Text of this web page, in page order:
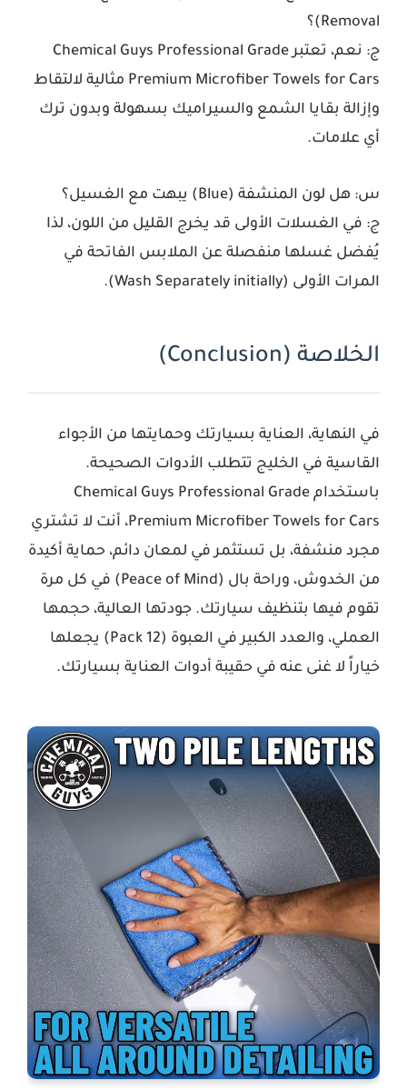
Removal)؟
ج: نعم، تعتبر Chemical Guys Professional Grade
Premium Microfiber Towels for Cars مثالية لالتقاط
وإزالة بقايا الشمع والسيراميك بسهولة وبدون ترك
أي علامات.
س: هل لون المنشفة (Blue) يبهت مع الغسيل؟
ج: في الغسلات الأولى قد يخرج القليل من اللون، لذا
يُفضل غسلها منفصلة عن الملابس الفاتحة في
المرات الأولى (Wash Separately initially).
الخلاصة (Conclusion)
في النهاية، العناية بسيارتك وحمايتها من الأجواء
القاسية في الخليج تتطلب الأدوات الصحيحة.
باستخدام Chemical Guys Professional Grade
Premium Microfiber Towels for Cars، أنت لا تشتري
مجرد منشفة، بل تستثمر في لمعان دائم، حماية أكيدة
من الخدوش، وراحة بال (Peace of Mind) في كل مرة
تقوم فيها بتنظيف سيارتك. جودتها العالية، حجمها
العملي، والعدد الكبير في العبوة (12 Pack) يجعلها
خياراً لا غنى عنه في حقيبة أدوات العناية بسيارتك.